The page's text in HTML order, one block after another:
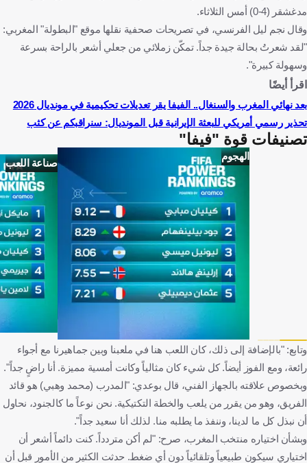
النرويج
الولايات المتحدة
كرة قدم
مدغشقر (4-0) أمس الثلاثاء.
وقال نجم ليل الفرنسي، في تصريحات صحفية نقلها موقع "البطولة" المغربي:
"لقد شعرتُ بحالة جيدة جداً. تمكّن زملائي من جعلي أشعر بالراحة بسرعة
وسهولة كبيرة".
اقرأ أيضًا
بعد نهائي المغرب والسنغال.. الفيفا يقر تعديلات تحكيمية في مونديال 2026
تحذير رسمي أمريكي للبعثة الإيرانية قبل المونديال: سنراقبكم عن كثب
تصنيفات قوة "فيفا"
الهجوم
صناعة اللعب
وتابع: "بالإضافة إلى ذلك، كان اللعب هنا في ملعبنا وبين جماهيرنا مع أجواء
رائعة، ومع الفوز أيضاً. كل شيء كان مثالياً وكانت أمسية مميزة. أنا راضٍ جداً".
وبخصوص علاقته بالجهاز الفني، قال بوعدي: "المدرب (محمد وهبي) هو قائد
الفريق، وهو من يقرر من يلعب والخطة التكتيكية. نحن نوعاً ما كالجنود، نحاول
أن نبذل كل ما لدينا، وننفذ ما يطلبه منا. لذلك أنا سعيد جداً".
وبشأن اختياره منتخب المغرب، صرح: "لم أكن متردداً. كنت دائماً أشعر أن
اختياري سيكون طبيعياً وتلقائياً دون أي ضغط. حدثت الكثير من الأمور قبل أن